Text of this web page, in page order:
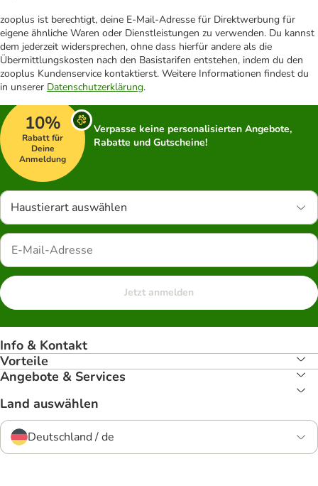
zooplus ist berechtigt, deine E-Mail-Adresse für Direktwerbung für
eigene ähnliche Waren oder Dienstleistungen zu verwenden. Du kannst
dem jederzeit widersprechen, ohne dass hierfür andere als die
Übermittlungskosten nach den Basistarifen entstehen, indem du den
zooplus Kundenservice kontaktierst. Weitere Informationen findest du
in unserer Datenschutzerklärung.
10%
Rabatt für
Deine
Anmeldung
Verpasse keine personalisierten Angebote,
Rabatte und Gutscheine!
Haustierart auswählen
Jetzt anmelden
Info & Kontakt
Vorteile
Angebote & Services
Land auswählen
Deutschland / de